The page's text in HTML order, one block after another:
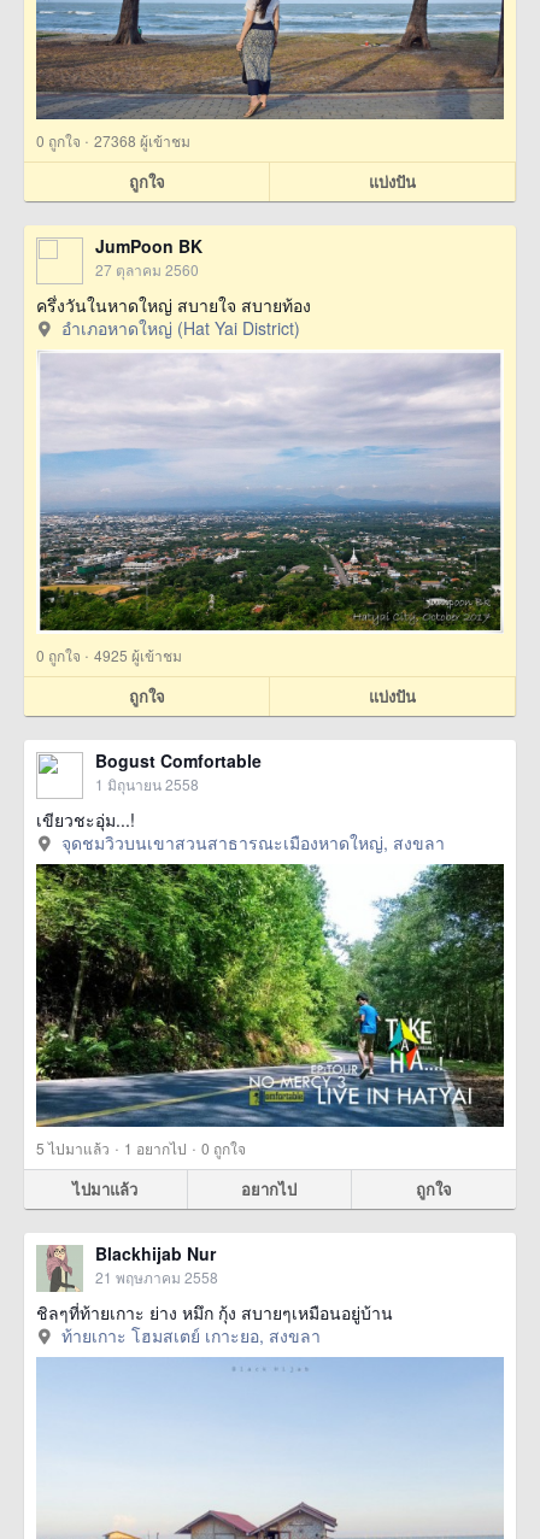
0 ถูกใจ · 27368 ผู้เข้าชม
ถูกใจ แบ่งปัน
JumPoon BK
27 ตุลาคม 2560
ครึ่งวันในหาดใหญ่ สบายใจ สบายท้อง
อำเภอหาดใหญ่ (Hat Yai District)
0 ถูกใจ · 4925 ผู้เข้าชม
ถูกใจ แบ่งปัน
Bogust Comfortable
1 มิถุนายน 2558
เขียวชะอุ่ม...!
จุดชมวิวบนเขาสวนสาธารณะเมืองหาดใหญ่, สงขลา
5ไปมาแล้ว · 1 อยากไป · 0 ถูกใจ
ไปมาแล้ว อยากไป ถูกใจ
Blackhijab Nur
21 พฤษภาคม 2558
ชิลๆที่ท้ายเกาะ ย่าง หมึก กุ้ง สบายๆเหมือนอยู่บ้าน
ท้ายเกาะ โฮมสเตย์ เกาะยอ, สงขลา